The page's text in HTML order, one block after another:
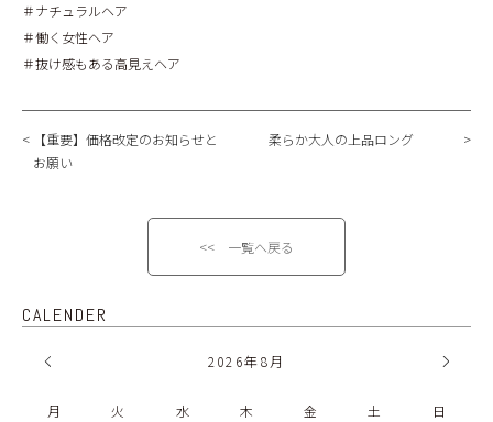
＃ナチュラルヘア
＃働く女性ヘア
＃抜け感もある高見えヘア
【重要】価格改定のお知らせと
お願い
柔らか大人の上品ロング
<< 一覧へ戻る
CALENDER
2026年8月
月 火 水 木 金 土
日